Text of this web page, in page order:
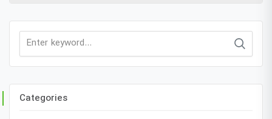
Search
Categories